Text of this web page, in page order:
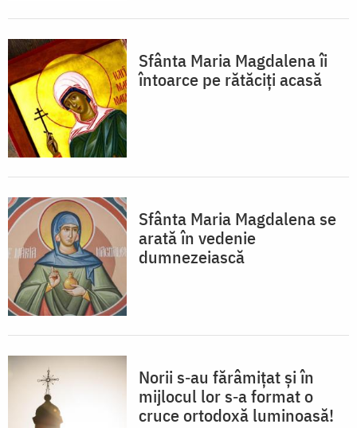
Sfânta Maria Magdalena îi
întoarce pe rătăciți acasă
Sfânta Maria Magdalena se
arată în vedenie
dumnezeiască
Norii s‐au fărâmițat și în
mijlocul lor s‐a format o
cruce ortodoxă luminoasă!